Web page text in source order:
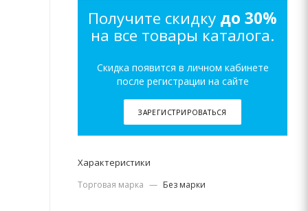
Получите скидку до 30%
на все товары каталога.
Скидка появится в личном кабинете
после регистрации на сайте
ЗАРЕГИСТРИРОВАТЬСЯ
Характеристики
Торговая марка — Без марки